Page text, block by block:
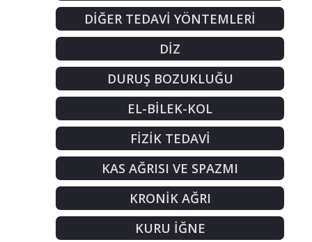
DİĞER TEDAVİ YÖNTEMLERİ
DİZ
DURUŞ BOZUKLUĞU
EL-BİLEK-KOL
FİZİK TEDAVİ
KAS AĞRISI VE SPAZMI
KRONİK AĞRI
KURU İĞNE